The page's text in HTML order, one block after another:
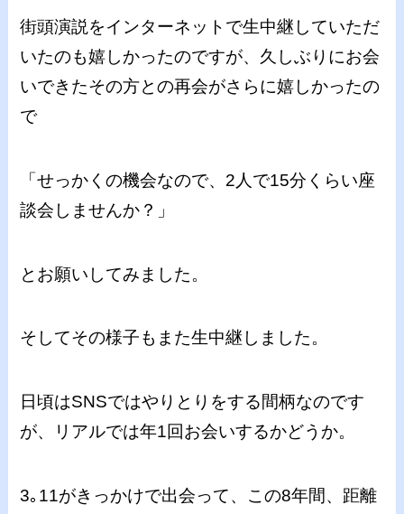
街頭演説をインターネットで生中継していただ
いたのも嬉しかったのですが、久しぶりにお会
いできたその方との再会がさらに嬉しかったの
で
「せっかくの機会なので、2人で15分くらい座
談会しませんか？」
とお願いしてみました。
そしてその様子もまた生中継しました。
日頃はSNSではやりとりをする間柄なのです
が、リアルでは年1回お会いするかどうか。
3｡11がきっかけで出会って、この8年間、距離